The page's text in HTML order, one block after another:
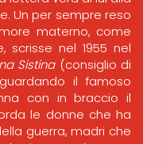
Un per sempre reso
materno, come
scrisse nel 1955 nel
Sistina(consiglio di
il famoso
con in braccio il
le donne che ha
guerra, madri che